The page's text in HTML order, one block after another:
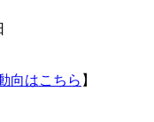
向はこちら 】